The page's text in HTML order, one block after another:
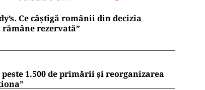
Ce câștigă românii din decizia
rezervată”
peste 1.500 de primării și reorganizarea